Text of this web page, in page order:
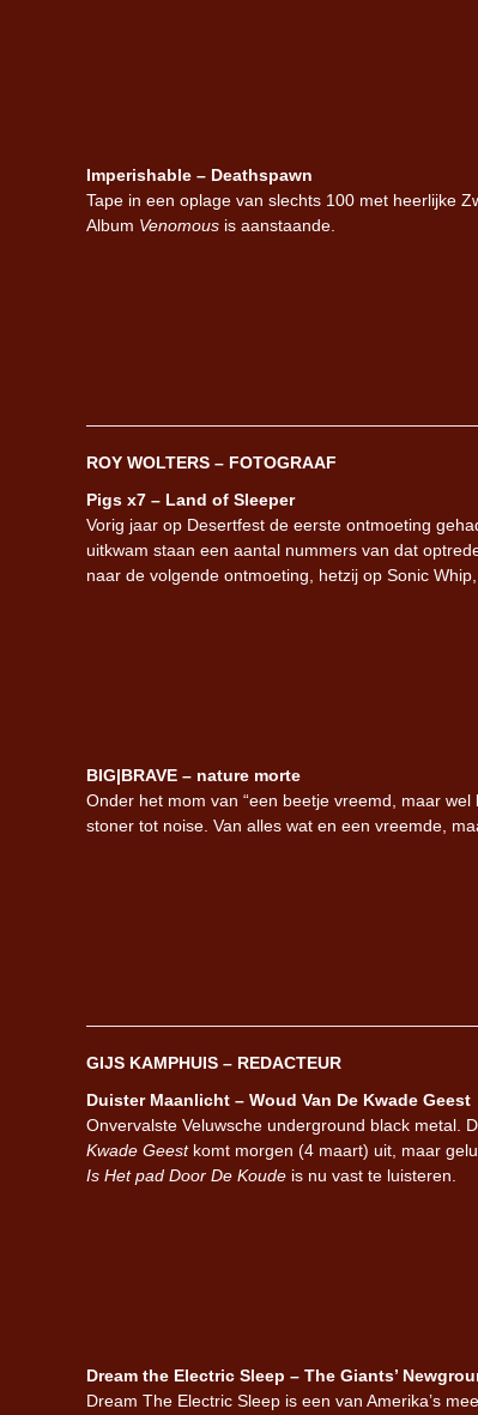
Imperishable – Deathspawn
Tape in een oplage van slechts 100 met heerlijke
Album Venomous is aanstaande.
ROY WOLTERS – FOTOGRAAF
Pigs x7 – Land of Sleeper
Vorig jaar op Desertfest de eerste ontmoeting
uitkwam staan een aantal nummers van dat
naar de volgende ontmoeting, hetzij op Sonic
BIG|BRAVE – nature morte
Onder het mom van “een beetje vreemd, maar
stoner tot noise. Van alles wat en een vreemde,
GIJS KAMPHUIS – REDACTEUR
Duister Maanlicht – Woud Van De Kwade Geest
Onvervalste Veluwsche underground black metal.
Kwade Geestkomt morgen (4 maart) uit, maar
Is Het pad Door De Koude is nu vast te luisteren.
Dream the Electric Sleep – The Giants’
Dream The Electric Sleep is een van Amerika’s